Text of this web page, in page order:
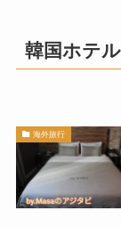
韓国ホテル
海外旅行